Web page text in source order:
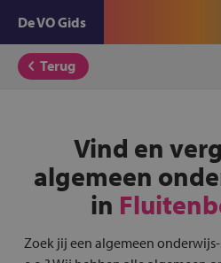
De VO Gids
Terug
Vind en
algemeen
in
Zoek jij een algemeen